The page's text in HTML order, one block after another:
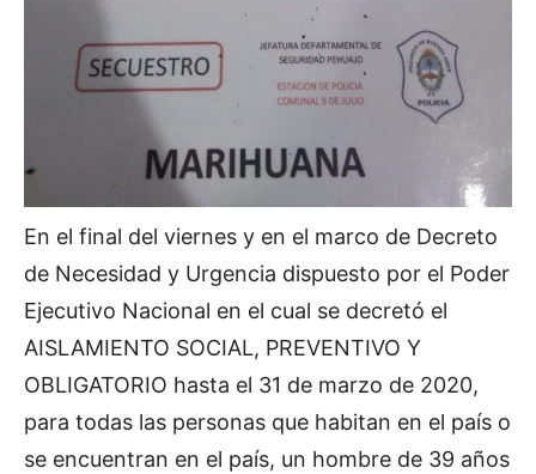
En el final del viernes y en el marco de Decreto
de Necesidad y Urgencia dispuesto por el Poder
Ejecutivo Nacional en el cual se decretó el
AISLAMIENTO SOCIAL, PREVENTIVO Y
OBLIGATORIO hasta el 31 de marzo de 2020,
para todas las personas que habitan en el país o
se encuentran en el país, un hombre de 39 años